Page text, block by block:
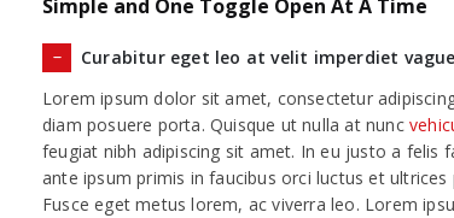
Simple and One Toggle Open At A Time
Curabitur eget leo at velit imperdiet
Lorem ipsum dolor sit amet, consectetur
diam posuere porta. Quisque ut nulla at nunc
feugiat nibh adipiscing sit amet. In eu justo a felis
ante ipsum primis in faucibus orci luctus et ultrices
Fusce eget metus lorem, ac viverra leo. Lorem